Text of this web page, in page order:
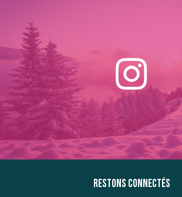
Restons connectés